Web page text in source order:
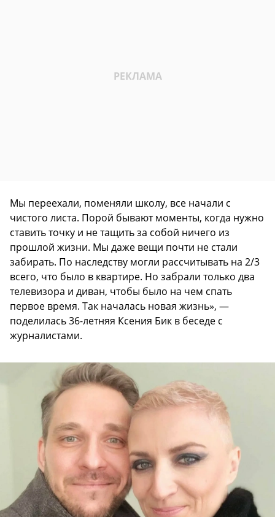
Мы переехали, поменяли школу, все начали с
чистого листа. Порой бывают моменты, когда нужно
ставить точку и не тащить за собой ничего из
прошлой жизни. Мы даже вещи почти не стали
забирать. По наследству могли рассчитывать на 2/3
всего, что было в квартире. Но забрали только два
телевизора и диван, чтобы было на чем спать
первое время. Так началась новая жизнь», —
поделилась 36-летняя Ксения Бик в беседе с
журналистами.